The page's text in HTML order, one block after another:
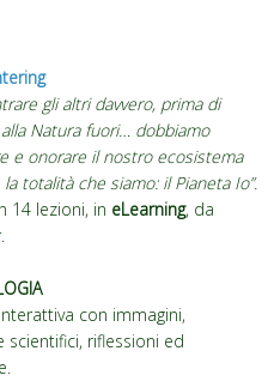
gli altri davvero, prima di
Natura fuori… dobbiamo
e onorare il nostro ecosistema
totalità che siamo: il Pianeta Io”.
14 lezioni, in eLearning, da
con immagini,
scientifici, riflessioni ed